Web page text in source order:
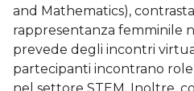
and Mathematics),
rappresentanza femminile
prevede degli incontri
partecipanti incontrano
nel settore STEM. Inoltre,